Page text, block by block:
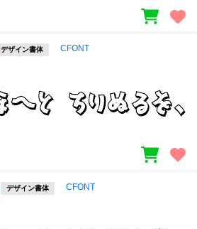
デザイン書体 CFONT
デザイン書体 CFONT